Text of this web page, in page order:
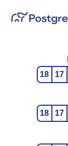
18
17
18
17